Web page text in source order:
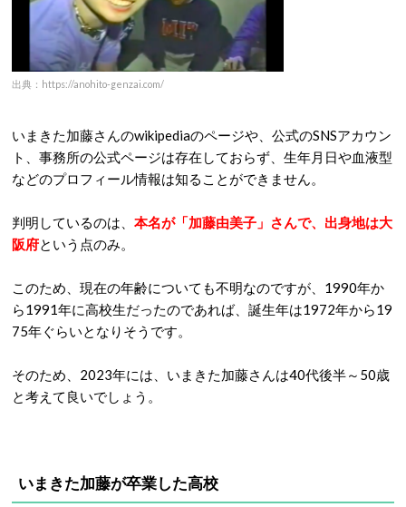
出典：https://anohito-genzai.com/
いまきた加藤さんのwikipediaのページや、公式のSNSアカウン
ト、事務所の公式ページは存在しておらず、生年月日や血液型
などのプロフィール情報は知ることができません。
判明しているのは、 本名が「加藤由美子」さんで、出身地は大
阪府という点のみ。
このため、現在の年齢についても不明なのですが、1990年か
ら1991年に高校生だったのであれば、誕生年は1972年から19
75年ぐらいとなりそうです。
そのため、2023年には、いまきた加藤さんは40代後半～50歳
と考えて良いでしょう。
いまきた加藤が卒業した高校